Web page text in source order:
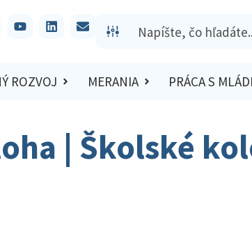
ROZVOJ MERANIA PRÁCA S
| Školské